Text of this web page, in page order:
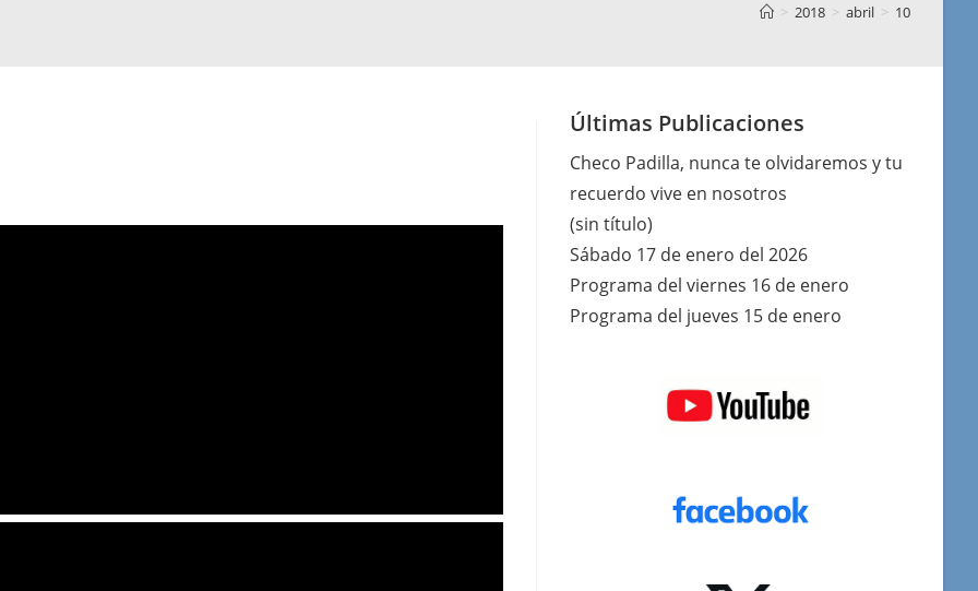
> 2018 > abril > 10
Últimas Publicaciones
Checo Padilla, nunca te olvidaremos y tu
recuerdo vive en nosotros
(sin título)
Sábado 17 de enero del 2026
Programa del viernes 16 de enero
Programa del jueves 15 de enero